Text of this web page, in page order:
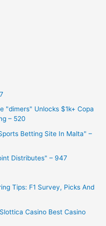
"dimers" Unlocks $1k+ Copa
– 520
Betting Site In Malta" –
Distributes" – 947
Tips: F1 Survey, Picks And
Casino Best Casino